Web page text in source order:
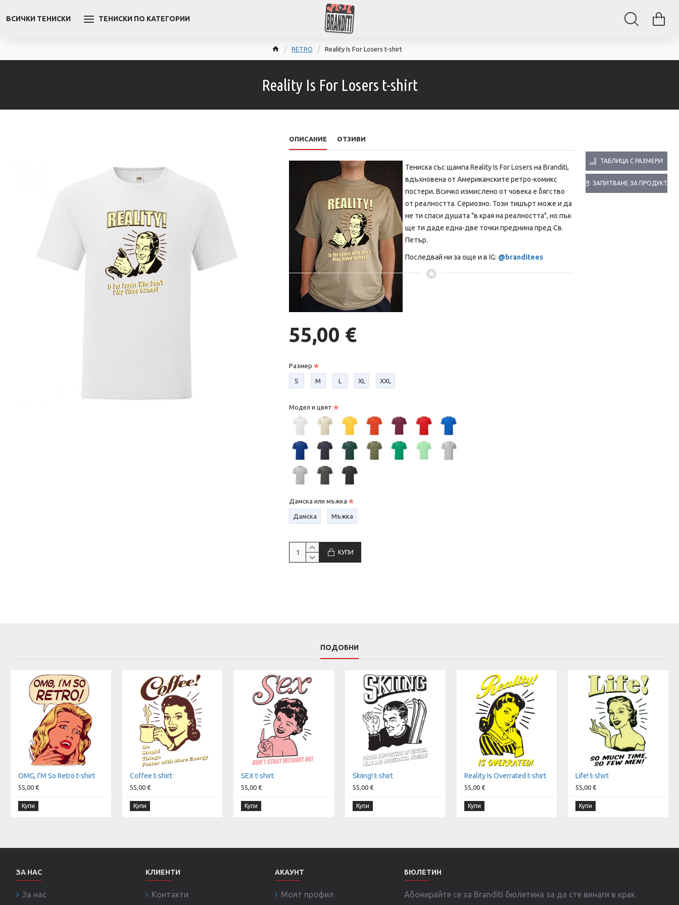
ВСИЧКИ ТЕНИСКИ ТЕНИСКИ ПО КАТЕГОРИИ
RETRO Reality Is For Losers t-shirt
Reality Is For Losers t-shirt
ОПИСАНИЕ ОТЗИВИ
Тениска със щампа Reality Is For Losers на Branditi,
вдъхновена от Американските ретро-комикс
постери. Всичко измислено от човека е бягство
от реалността. Сериозно. Този тишърт може и да
не ти спаси душата "в края на реалността", но пък
ще ти даде една-две точки преднина пред Св.
Петър.
Последвай ни за още и в IG: @branditees
ТАБЛИЦА С РАЗМЕРИ
ЗАПИТВАНЕ ЗА ПРОДУКТА
55,00 €
Размер
S М L XL XXL
Модел и цвят
Дамска или мъжка
Дамска Мъжка
КУПИ
ПОДОБНИ
OMG, I'M So Retro t-shirt
55,00 €
Купи
Coffee t-shirt
55,00 €
Купи
SEX t-shirt
55,00 €
Купи
Skiing! t-shirt
55,00 €
Купи
Reality Is Overrated t-shirt
55,00 €
Купи
Life! t-shirt
55,00 €
Купи
ЗА НАС
За нас
КЛИЕНТИ
Контакти
АКАУНТ
Моят профил
БЮЛЕТИН
Абонирайте се за Branditi бюлетина за да сте винаги в крак